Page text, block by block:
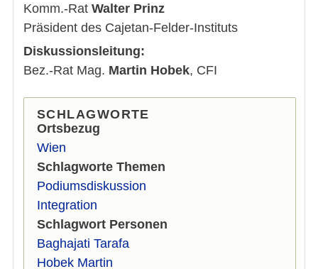
Komm.-Rat Walter Prinz
Präsident des Cajetan-Felder-Instituts
Diskussionsleitung:
Bez.-Rat Mag. Martin Hobek, CFI
SCHLAGWORTE
Ortsbezug
Wien
Schlagworte Themen
Podiumsdiskussion
Integration
Schlagwort Personen
Baghajati Tarafa
Hobek Martin